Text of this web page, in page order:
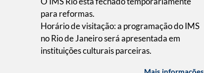
para reformas.
Horário de visitação: a programação do IMS
no Rio de Janeiro será apresentada em
instituições culturais parceiras.